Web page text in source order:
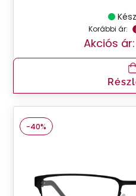
Korábbi ár:
Akciós ár:
-40%